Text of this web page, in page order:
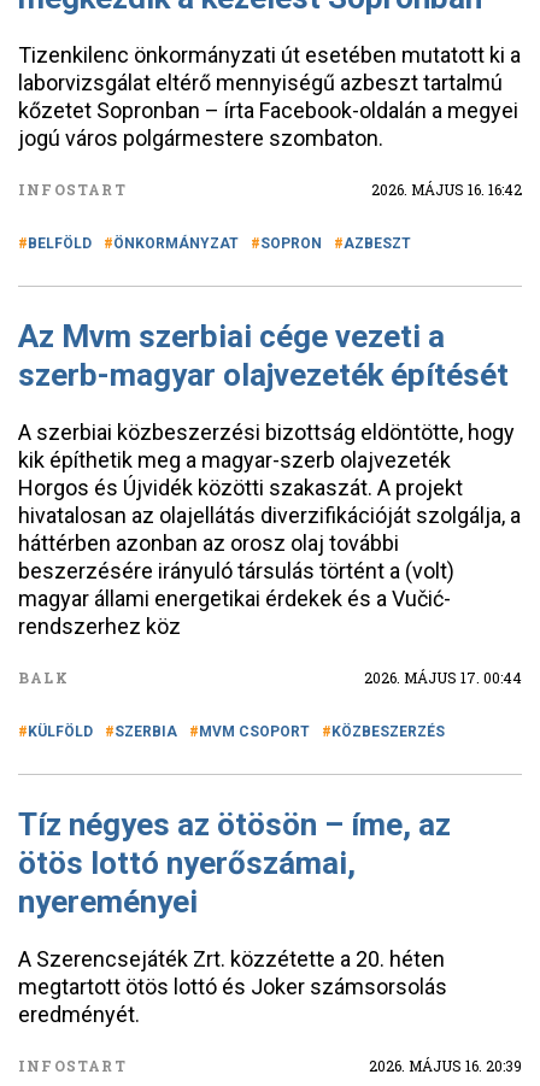
Tizenkilenc önkormányzati út esetében mutatott ki a
laborvizsgálat eltérő mennyiségű azbeszt tartalmú
kőzetet Sopronban – írta Facebook-oldalán a megyei
jogú város polgármestere szombaton.
INFOSTART 2026. MÁJUS 16. 16:42
BELFÖLD ÖNKORMÁNYZAT SOPRON AZBESZT
Az Mvm szerbiai cége vezeti a
szerb-magyar olajvezeték építését
A szerbiai közbeszerzési bizottság eldöntötte, hogy
kik építhetik meg a magyar-szerb olajvezeték
Horgos és Újvidék közötti szakaszát. A projekt
hivatalosan az olajellátás diverzifikációját szolgálja, a
háttérben azonban az orosz olaj további
beszerzésére irányuló társulás történt a (volt)
magyar állami energetikai érdekek és a Vučić-
rendszerhez köz
BALK 2026. MÁJUS 17. 00:44
KÜLFÖLD SZERBIA MVM CSOPORT KÖZBESZERZÉS
Tíz négyes az ötösön – íme, az
ötös lottó nyerőszámai,
nyereményei
A Szerencsejáték Zrt. közzétette a 20. héten
megtartott ötös lottó és Joker számsorsolás
eredményét.
INFOSTART 2026. MÁJUS 16. 20:39